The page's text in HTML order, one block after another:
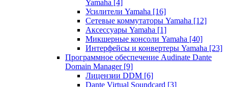
Yamaha [4]
Усилители Yamaha [16]
Сетевые коммутаторы Yamaha [12]
Аксессуары Yamaha [1]
Микшерные консоли Yamaha [40]
Интерфейсы и конвертеры Yamaha [23]
Программное обеспечение Audinate Dante
Domain Manager [9]
Лицензии DDM [6]
Dante Virtual Soundcard [3]